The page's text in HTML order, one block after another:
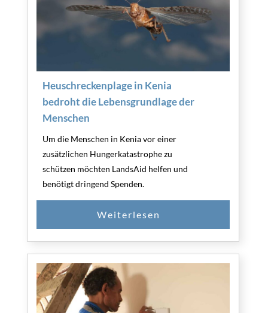
Heuschreckenplage in Kenia
bedroht die Lebensgrundlage der
Menschen
Um die Menschen in Kenia vor einer
zusätzlichen Hungerkatastrophe zu
schützen möchten LandsAid helfen und
benötigt dringend Spenden.